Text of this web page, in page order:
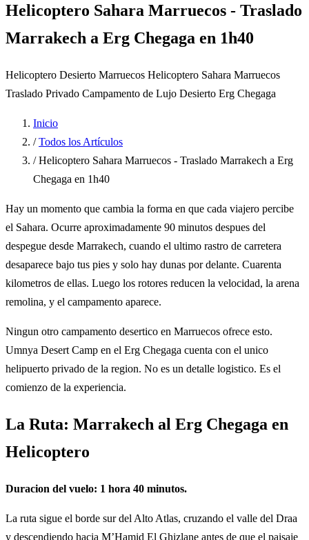
Helicoptero Sahara Marruecos - Traslado
Marrakech a Erg Chegaga en 1h40
Helicoptero Desierto Marruecos Helicoptero Sahara Marruecos
Traslado Privado Campamento de Lujo Desierto Erg Chegaga
Inicio
/ Todos los Artículos
/ Helicoptero Sahara Marruecos - Traslado Marrakech a Erg
Chegaga en 1h40
Hay un momento que cambia la forma en que cada viajero percibe
el Sahara. Ocurre aproximadamente 90 minutos despues del
despegue desde Marrakech, cuando el ultimo rastro de carretera
desaparece bajo tus pies y solo hay dunas por delante. Cuarenta
kilometros de ellas. Luego los rotores reducen la velocidad, la arena
remolina, y el campamento aparece.
Ningun otro campamento desertico en Marruecos ofrece esto.
Umnya Desert Camp en el Erg Chegaga cuenta con el unico
helipuerto privado de la region. No es un detalle logistico. Es el
comienzo de la experiencia.
La Ruta: Marrakech al Erg Chegaga en
Helicoptero
Duracion del vuelo: 1 hora 40 minutos.
La ruta sigue el borde sur del Alto Atlas, cruzando el valle del Draa
y descendiendo hacia M’Hamid El Ghizlane antes de que el paisaje